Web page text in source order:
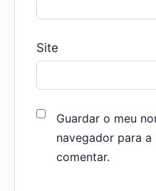
Site
Guardar o meu
navegador para
comentar.